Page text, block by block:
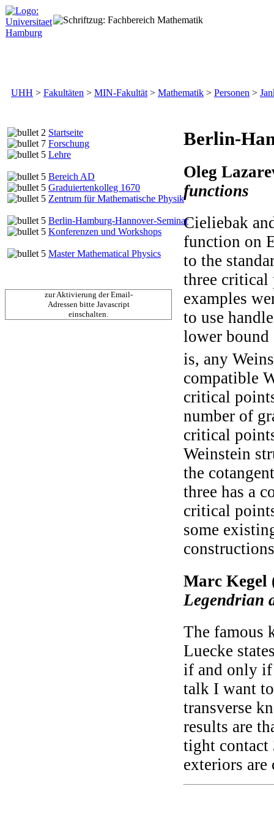
UHH > Fakultäten > MIN-Fakultät > Mathematik > Personen >
Startseite
Forschung
Lehre
Bereich AD
Graduiertenkolleg 1670
Zentrum für Mathematische Physik
Berlin-Hamburg-Hannover-Seminar
Konferenzen und Workshops
Master Mathematical Physics
zur Aktivierung der Email-
Adressen bitte Javascript
einschalten.
Berlin-
Oleg
functions
Cieliebak
function on
to the
three
examples
to use
lower bound
is, any
compatible
critical
number of
critical
Weinstein
the
three has a
critical
some
Marc
Legendrian
The famous
Luecke
if and only if
talk I want
transverse
results are
tight contact
exteriors